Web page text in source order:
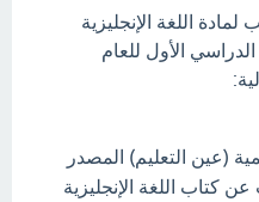
اللغة الإنجليزية
الأول للعام
(عين التعليم) المصدر
كتاب اللغة الإنجليزية